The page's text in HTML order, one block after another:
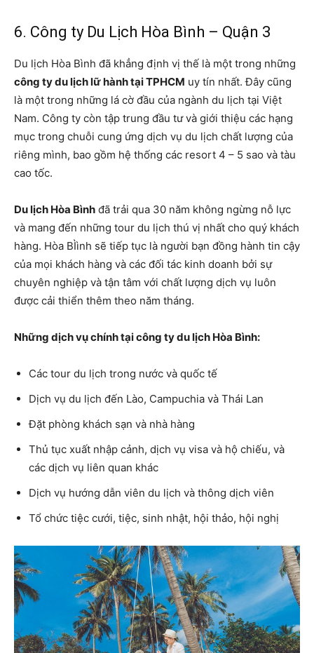
6. Công ty Du Lịch Hòa Bình – Quận 3
Du lịch Hòa Bình đã khẳng định vị thế là một trong những
công ty du lịch lữ hành tại TPHCM uy tín nhất. Đây cũng
là một trong những lá cờ đầu của ngành du lịch tại Việt
Nam. Công ty còn tập trung đầu tư và giới thiệu các hạng
mục trong chuỗi cung ứng dịch vụ du lịch chất lượng của
riêng mình, bao gồm hệ thống các resort 4 – 5 sao và tàu
cao tốc.
Du lịch Hòa Bình đã trải qua 30 năm không ngừng nỗ lực
và mang đến những tour du lịch thú vị nhất cho quý khách
hàng. Hòa BÌình sẽ tiếp tục là người bạn đồng hành tin cậy
của mọi khách hàng và các đối tác kinh doanh bởi sự
chuyên nghiệp và tận tâm với chất lượng dịch vụ luôn
được cải thiển thêm theo năm tháng.
Những dịch vụ chính tại công ty du lịch Hòa Bình:
Các tour du lịch trong nước và quốc tế
Dịch vụ du lịch đến Lào, Campuchia và Thái Lan
Đặt phòng khách sạn và nhà hàng
Thủ tục xuất nhập cảnh, dịch vụ visa và hộ chiếu, và
các dịch vụ liên quan khác
Dịch vụ hướng dẫn viên du lịch và thông dịch viên
Tổ chức tiệc cưới, tiệc, sinh nhật, hội thảo, hội nghị